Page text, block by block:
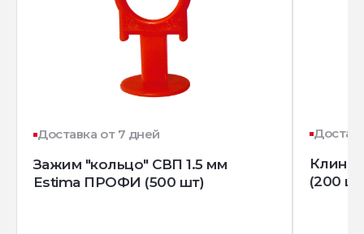
Доставка от 7 дней
Зажим "кольцо" СВП 1.5 мм
Estima ПРОФИ (500 шт)
Клин
(200